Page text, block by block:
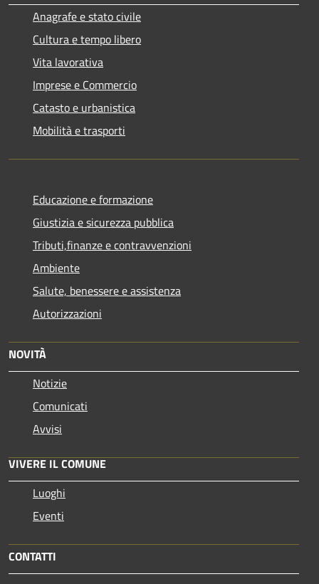
Anagrafe e stato civile
Cultura e tempo libero
Vita lavorativa
Imprese e Commercio
Catasto e urbanistica
Mobilità e trasporti
Educazione e formazione
Giustizia e sicurezza pubblica
Tributi,finanze e contravvenzioni
Ambiente
Salute, benessere e assistenza
Autorizzazioni
NOVITÀ
Notizie
Comunicati
Avvisi
VIVERE IL COMUNE
Luoghi
Eventi
CONTATTI